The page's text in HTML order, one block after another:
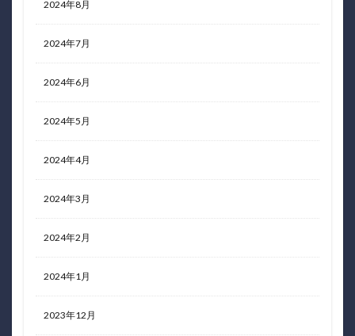
2024年8月
2024年7月
2024年6月
2024年5月
2024年4月
2024年3月
2024年2月
2024年1月
2023年12月